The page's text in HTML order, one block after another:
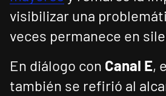
visibilizar una
veces permanece en
En diálogo con Canal E,
también se refirió al